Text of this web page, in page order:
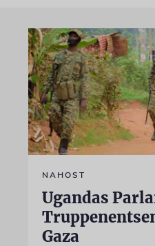
NAHOST
Ugandas
Gaza